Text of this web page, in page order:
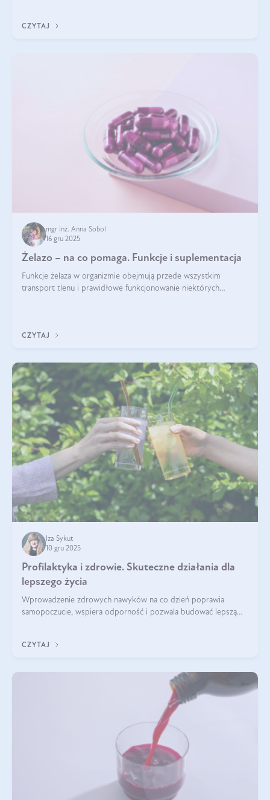
CZYTAJ
mgr inż. Anna Sobol
16 gru 2025
Żelazo – na co pomaga. Funkcje i suplementacja
Funkcje żelaza w organizmie obejmują przede wszystkim
transport tlenu i prawidłowe funkcjonowanie niektórych
CZYTAJ
Iza Sykut
10 gru 2025
Profilaktyka i zdrowie. Skuteczne działania dla
lepszego życia
Wprowadzenie zdrowych nawyków na co dzień poprawia
samopoczucie, wspiera odporność i pozwala budować lepszą
CZYTAJ